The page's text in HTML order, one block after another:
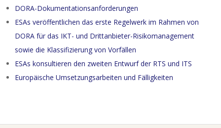
DORA-Dokumentationsanforderungen
ESAs veröffentlichen das erste Regelwerk im Rahmen von
DORA für das IKT- und Drittanbieter-Risikomanagement
sowie die Klassifizierung von Vorfällen
ESAs konsultieren den zweiten Entwurf der RTS und ITS
Europäische Umsetzungsarbeiten und Fälligkeiten